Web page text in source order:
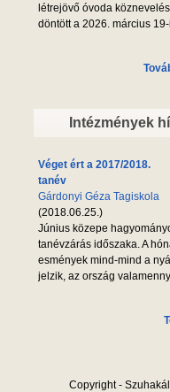
létrejövő óvoda
döntött a 2026. március
Intézmények
Véget ért a 2017/2018.
tanév
Gárdonyi Géza Tagiskola
(2018.06.25.)
Június közepe
tanévzárás időszaka. A
esmények mind-mind a
jelzik, az ország
Copyright -